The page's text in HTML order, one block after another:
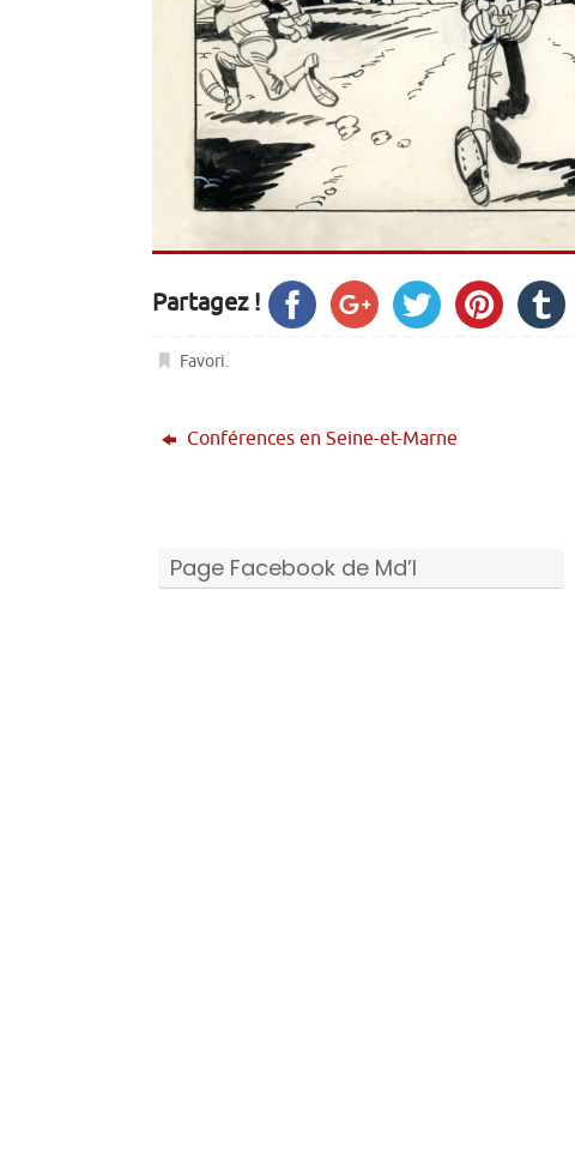
Partagez !
Favori.
Conférences en Seine-et-Marne
Page Facebook de Md’I